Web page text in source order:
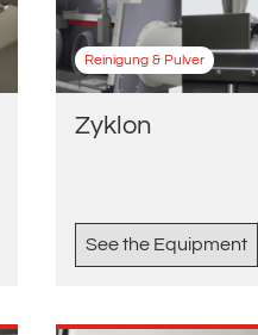
Reinigung & Pulver
Zyklon
See the Equipment